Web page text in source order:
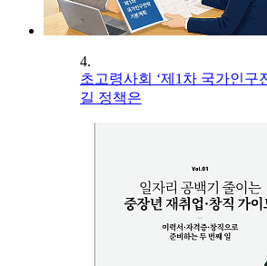
4.
초고령사회 ‘제1차 국가인구
길 정책은